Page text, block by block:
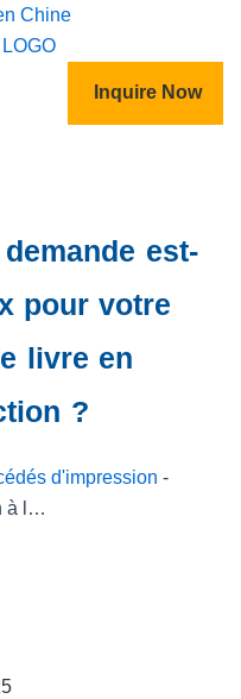
Inquire Now
est-
pour votre
livre en
?
d'impression -
L'impression à la demande est-elle le bon choix pour votre échantillon de livre en préproduction ?